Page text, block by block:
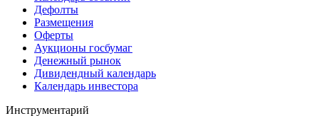
Календарь
Календарь событий
Дефолты
Размещения
Оферты
Аукционы госбумаг
Денежный рынок